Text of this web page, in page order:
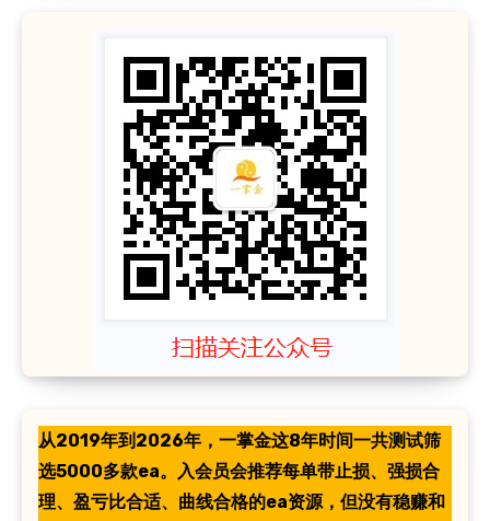
从2019年到2026年，一掌金这8年时间一共测试筛
选5000多款ea。入会员会推荐每单带止损、强损合
理、盈亏比合适、曲线合格的ea资源，但没有稳赚和